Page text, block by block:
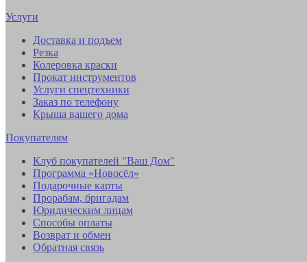
Услуги
Доставка и подъем
Резка
Колеровка краски
Прокат инструментов
Услуги спецтехники
Заказ по телефону
Крыша вашего дома
Покупателям
Клуб покупателей "Ваш Дом"
Программа «Новосёл»
Подарочные карты
Прорабам, бригадам
Юридическим лицам
Способы оплаты
Возврат и обмен
Обратная связь